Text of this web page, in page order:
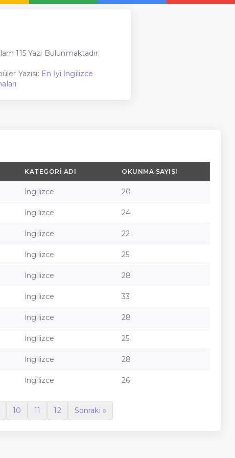
115 Yazı Bulunmaktadır.
Yazısı: En İyi İngilizce
KATEGORI ADI OKUNMA SAYISI
İngilizce 20
İngilizce 24
İngilizce 22
İngilizce 25
İngilizce 28
İngilizce 33
İngilizce 28
İngilizce 25
İngilizce 28
İngilizce 26
10 11 12 Sonraki »